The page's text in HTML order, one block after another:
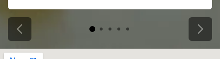
Précédent